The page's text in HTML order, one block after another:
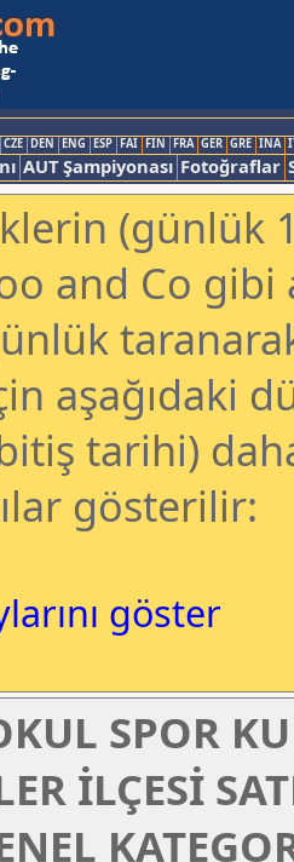
CZE DEN ENG ESP FAI FIN FRA GER GRE INA
AUT Şampiyonası Fotoğraflar
(günlük
and Co
aşağıdaki
tarihi)
gösterilir:
göster
SPOR
İLÇESİ